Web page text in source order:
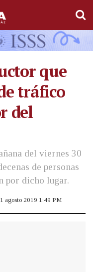
que
tráfico
del
del viernes 30
de personas
por dicho lugar.
agosto 2019 1:49 PM